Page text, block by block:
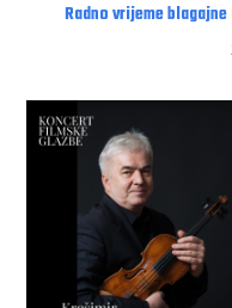
Radno vrijeme